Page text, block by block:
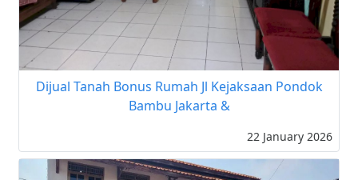
Dijual Tanah Bonus Rumah Jl Kejaksaan Pondok
Bambu Jakarta &
22 January 2026